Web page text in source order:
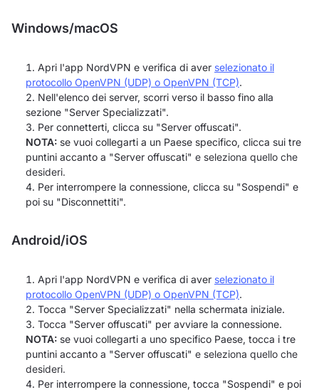
Windows/macOS
Apri l'app NordVPN e verifica di aver selezionato il
protocollo OpenVPN (UDP) o OpenVPN (TCP).
Nell'elenco dei server, scorri verso il basso fino alla
sezione "Server Specializzati".
Per connetterti, clicca su "Server offuscati".
NOTA: se vuoi collegarti a un Paese specifico, clicca sui tre
puntini accanto a "Server offuscati" e seleziona quello che
desideri.
Per interrompere la connessione, clicca su "Sospendi" e
poi su "Disconnettiti".
Android/iOS
Apri l'app NordVPN e verifica di aver selezionato il
protocollo OpenVPN (UDP) o OpenVPN (TCP).
Tocca "Server Specializzati" nella schermata iniziale.
Tocca "Server offuscati" per avviare la connessione.
NOTA: se vuoi collegarti a uno specifico Paese, tocca i tre
puntini accanto a "Server offuscati" e seleziona quello che
desideri.
Per interrompere la connessione, tocca "Sospendi" e poi